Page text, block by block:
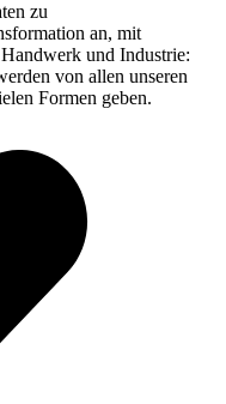
zu
an, mit
und Industrie:
von allen unseren
Formen geben.